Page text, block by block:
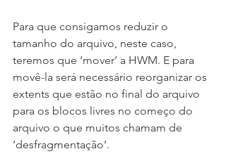
Para que consigamos reduzir o
tamanho do arquivo, neste caso,
teremos que ‘mover’ a HWM. E para
movê-la será necessário reorganizar os
extents que estão no final do arquivo
para os blocos livres no começo do
arquivo o que muitos chamam de
‘desfragmentação’.